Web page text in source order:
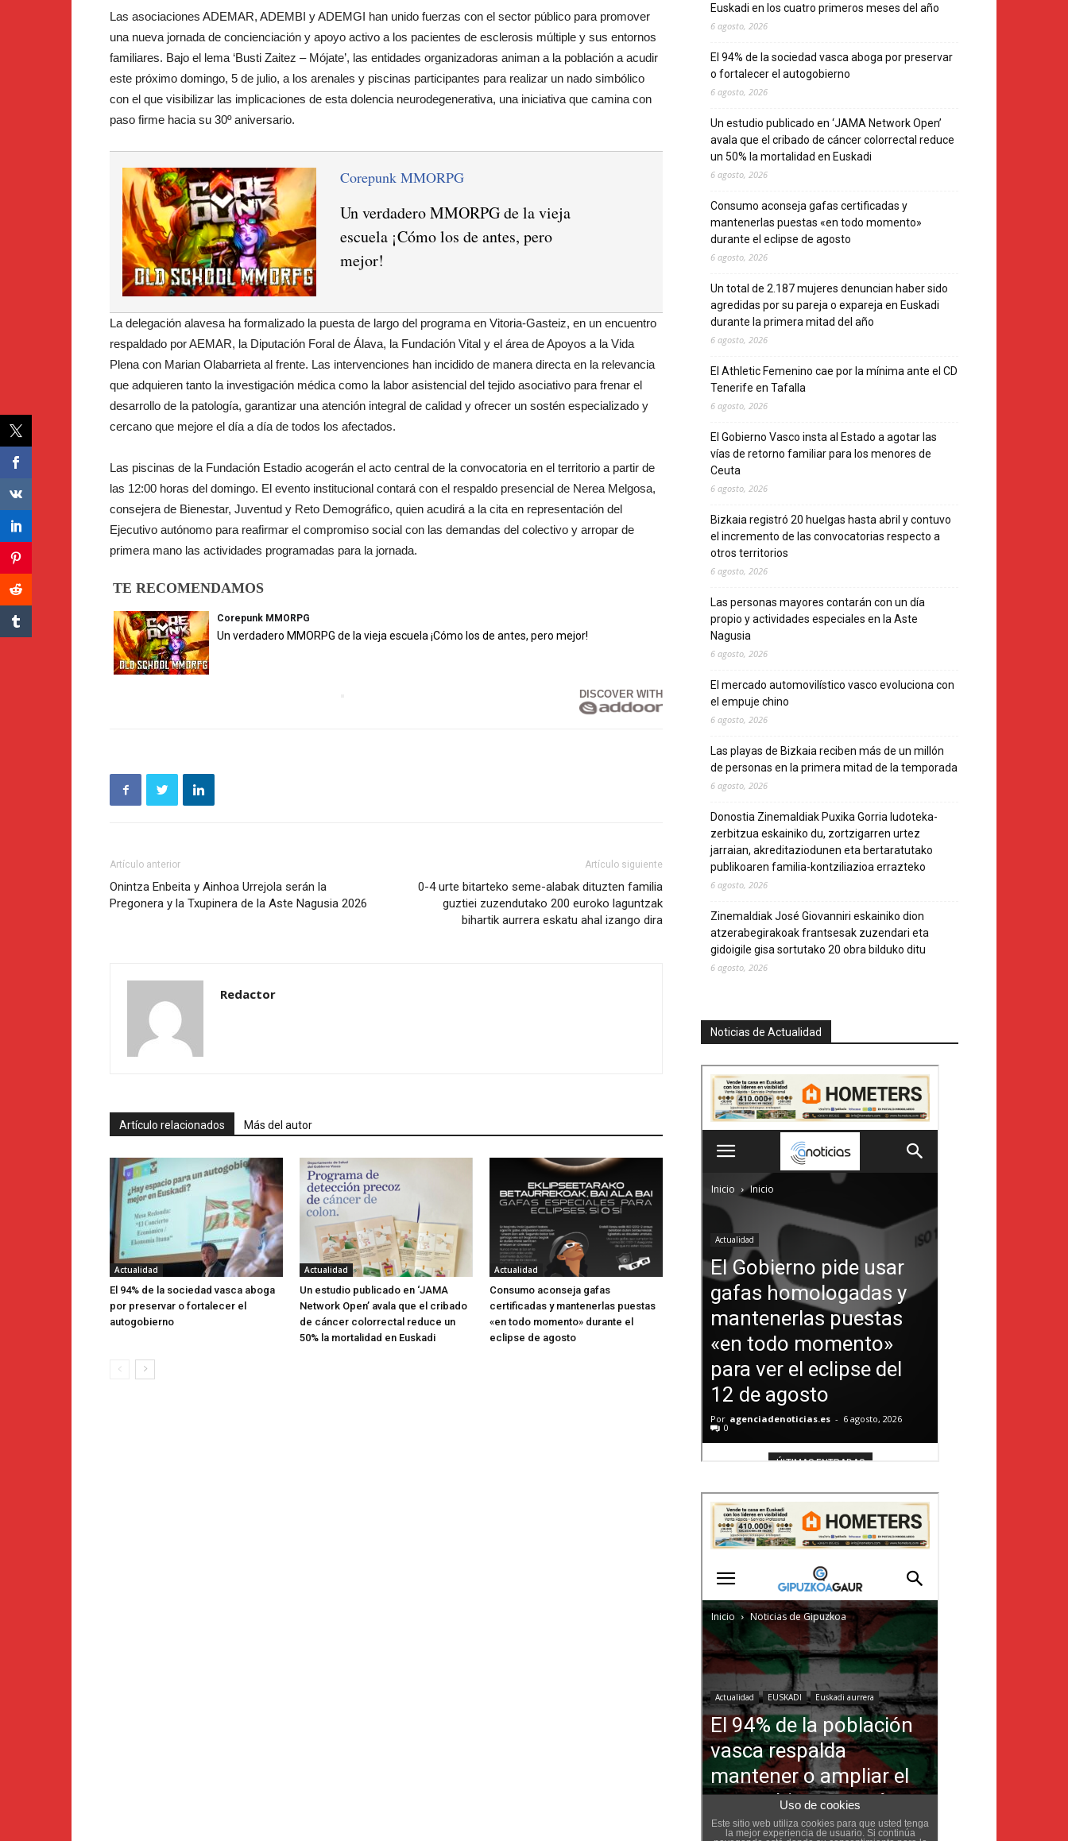
Las asociaciones ADEMAR, ADEMBI y ADEMGI han unido fuerzas con el sector público para promover
una nueva jornada de concienciación y apoyo activo a los pacientes de esclerosis múltiple y sus entornos
familiares. Bajo el lema ‘Busti Zaitez – Mójate’, las entidades organizadoras animan a la población a acudir
este próximo domingo, 5 de julio, a los arenales y piscinas participantes para realizar un nado simbólico
con el que visibilizar las implicaciones de esta dolencia neurodegenerativa, una iniciativa que camina con
paso firme hacia su 30º aniversario.
Corepunk MMORPG
Un verdadero MMORPG de la vieja
escuela ¡Cómo los de antes, pero
mejor!
La delegación alavesa ha formalizado la puesta de largo del programa en Vitoria-Gasteiz, en un encuentro
respaldado por AEMAR, la Diputación Foral de Álava, la Fundación Vital y el área de Apoyos a la Vida
Plena con Marian Olabarrieta al frente. Las intervenciones han incidido de manera directa en la relevancia
que adquieren tanto la investigación médica como la labor asistencial del tejido asociativo para frenar el
desarrollo de la patología, garantizar una atención integral de calidad y ofrecer un sostén especializado y
cercano que mejore el día a día de todos los afectados.
Las piscinas de la Fundación Estadio acogerán el acto central de la convocatoria en el territorio a partir de
las 12:00 horas del domingo. El evento institucional contará con el respaldo presencial de Nerea Melgosa,
consejera de Bienestar, Juventud y Reto Demográfico, quien acudirá a la cita en representación del
Ejecutivo autónomo para reafirmar el compromiso social con las demandas del colectivo y arropar de
primera mano las actividades programadas para la jornada.
TE RECOMENDAMOS
Corepunk MMORPG
Un verdadero MMORPG de la vieja escuela ¡Cómo los de antes, pero mejor!
DISCOVER WITH
Artículo anterior
Onintza Enbeita y Ainhoa Urrejola serán la
Pregonera y la Txupinera de la Aste Nagusia 2026
Artículo siguiente
0-4 urte bitarteko seme-alabak dituzten familia
guztiei zuzendutako 200 euroko laguntzak
bihartik aurrera eskatu ahal izango dira
Redactor
Artículo relacionados Más del autor
Actualidad
El 94% de la sociedad vasca aboga
por preservar o fortalecer el
autogobierno
Actualidad
Un estudio publicado en ‘JAMA
Network Open’ avala que el cribado
de cáncer colorrectal reduce un
50% la mortalidad en Euskadi
Actualidad
Consumo aconseja gafas
certificadas y mantenerlas puestas
«en todo momento» durante el
eclipse de agosto
Euskadi en los cuatro primeros meses del año
6 agosto, 2026
El 94% de la sociedad vasca aboga por preservar
o fortalecer el autogobierno
6 agosto, 2026
Un estudio publicado en ‘JAMA Network Open’
avala que el cribado de cáncer colorrectal reduce
un 50% la mortalidad en Euskadi
6 agosto, 2026
Consumo aconseja gafas certificadas y
mantenerlas puestas «en todo momento»
durante el eclipse de agosto
6 agosto, 2026
Un total de 2.187 mujeres denuncian haber sido
agredidas por su pareja o expareja en Euskadi
durante la primera mitad del año
6 agosto, 2026
El Athletic Femenino cae por la mínima ante el CD
Tenerife en Tafalla
6 agosto, 2026
El Gobierno Vasco insta al Estado a agotar las
vías de retorno familiar para los menores de
Ceuta
6 agosto, 2026
Bizkaia registró 20 huelgas hasta abril y contuvo
el incremento de las convocatorias respecto a
otros territorios
6 agosto, 2026
Las personas mayores contarán con un día
propio y actividades especiales en la Aste
Nagusia
6 agosto, 2026
El mercado automovilístico vasco evoluciona con
el empuje chino
6 agosto, 2026
Las playas de Bizkaia reciben más de un millón
de personas en la primera mitad de la temporada
6 agosto, 2026
Donostia Zinemaldiak Puxika Gorria ludoteka-
zerbitzua eskainiko du, zortzigarren urtez
jarraian, akreditaziodunen eta bertaratutako
publikoaren familia-kontziliazioa errazteko
6 agosto, 2026
Zinemaldiak José Giovanniri eskainiko dion
atzerabegirakoak frantsesak zuzendari eta
gidoigile gisa sortutako 20 obra bilduko ditu
6 agosto, 2026
Noticias de Actualidad